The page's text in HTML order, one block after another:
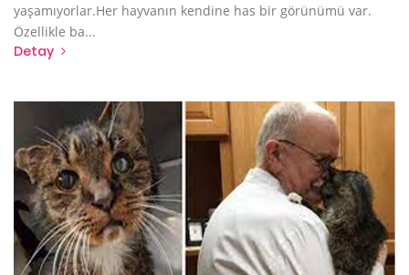
yaşamıyorlar.Her hayvanın kendine has bir görünümü var.
Özellikle ba...
Detay